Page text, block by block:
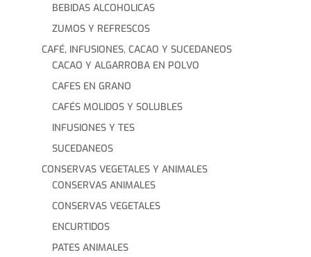
BEBIDAS ALCOHOLICAS
ZUMOS Y REFRESCOS
CAFÉ, INFUSIONES, CACAO Y SUCEDANEOS
CACAO Y ALGARROBA EN POLVO
CAFES EN GRANO
CAFÉS MOLIDOS Y SOLUBLES
INFUSIONES Y TES
SUCEDANEOS
CONSERVAS VEGETALES Y ANIMALES
CONSERVAS ANIMALES
CONSERVAS VEGETALES
ENCURTIDOS
PATES ANIMALES